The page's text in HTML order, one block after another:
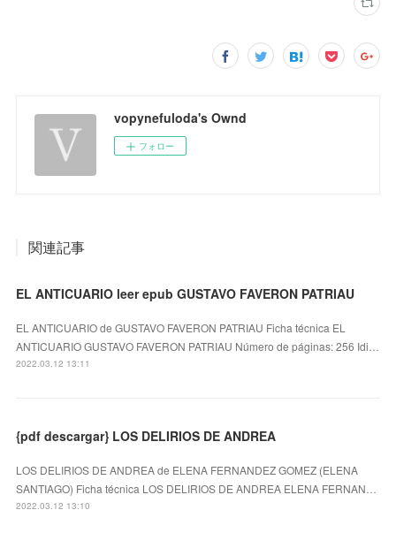
vopynefuloda's Ownd
フォロー
関連記事
EL ANTICUARIO leer epub GUSTAVO FAVERON PATRIAU
EL ANTICUARIO de GUSTAVO FAVERON PATRIAU Ficha técnica EL
ANTICUARIO GUSTAVO FAVERON PATRIAU Número de páginas: 256 Idi…
2022.03.12 13:11
{pdf descargar} LOS DELIRIOS DE ANDREA
LOS DELIRIOS DE ANDREA de ELENA FERNANDEZ GOMEZ (ELENA
SANTIAGO) Ficha técnica LOS DELIRIOS DE ANDREA ELENA FERNAN…
2022.03.12 13:10